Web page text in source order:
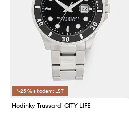
*-25 % s kódem: LST
Hodinky Trussardi CITY LIFE